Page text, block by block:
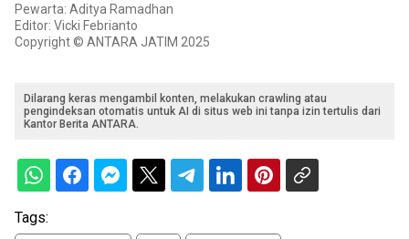
Pewarta: Aditya Ramadhan
Editor: Vicki Febrianto
Copyright © ANTARA JATIM 2025
Dilarang keras mengambil konten, melakukan crawling atau
pengindeksan otomatis untuk AI di situs web ini tanpa izin tertulis dari
Kantor Berita ANTARA.
Tags: